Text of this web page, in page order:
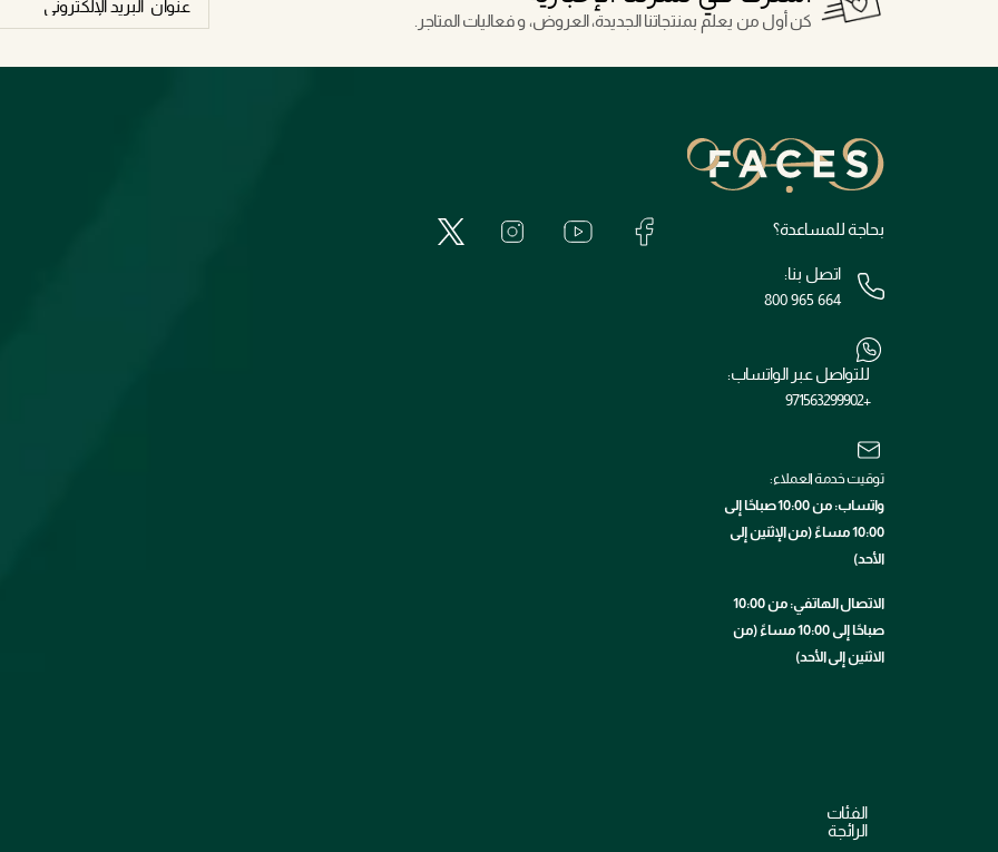
كن أول من يعلم بمنتجاتنا الجديدة، العروض، و فعاليات المتاجر.
بحاجة للمساعدة؟
اتصل بنا:
800 965 664
للتواصل عبر الواتساب:
+971563299902
توقيت خدمة العملاء:
واتساب: من 10:00 صباحًا إلى
10:00 مساءً (من الإثنين إلى
الأحد)
الاتصال الهاتفي: من 10:00
صباحًا إلى 10:00 مساءً (من
الاثنين إلى الأحد)
الفئات
الرائجة